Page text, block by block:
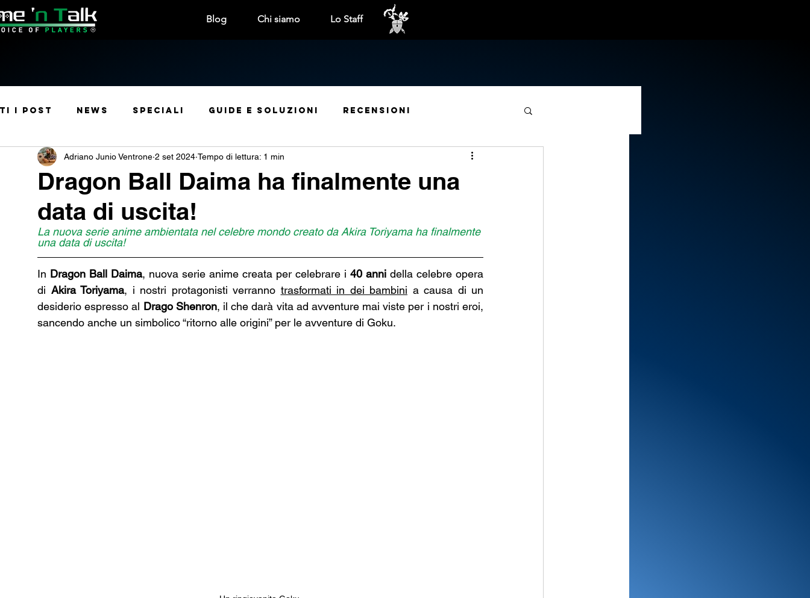
Blog Chi siamo Lo Staff
i post News Speciali Guide e Soluzioni Recensioni
Manga e Anime Leak Rubriche Uscite mensili Cinema e TV
Manga e Fumetti Sconti
Contest e Premi Convention & Eventi Indie World Anteprime Libri
Dragon Ball Daima ha finalmente una
data di uscita!
Adriano Junio Ventrone 2 set 2024 Tempo di lettura: 1 min
La nuova serie anime ambientata nel celebre mondo creato da Akira Toriyama ha finalmente
una data di uscita!
In Dragon Ball Daima, nuova serie anime creata per celebrare i 40 anni della celebre opera
di Akira Toriyama, i nostri protagonisti verranno trasformati in dei bambini a causa di un
desiderio espresso al Drago Shenron, il che darà vita ad avventure mai viste per i nostri eroi,
sancendo anche un simbolico “ritorno alle origini” per le avventure di Goku.